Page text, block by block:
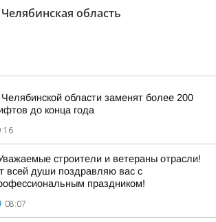
область
области заменят более 200
до конца года
строители и ветераны отрасли!
всей души поздравляю вас с
праздником!
08:07